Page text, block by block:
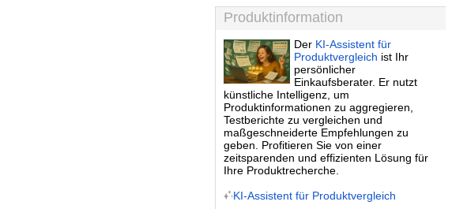
Produktinformation
Der KI-Assistent für
Produktvergleich ist Ihr
persönlicher
Einkaufsberater. Er nutzt
künstliche Intelligenz, um
Produktinformationen zu aggregieren,
Testberichte zu vergleichen und
maßgeschneiderte Empfehlungen zu
geben. Profitieren Sie von einer
zeitsparenden und effizienten Lösung für
Ihre Produktrecherche.
KI-Assistent für Produktvergleich